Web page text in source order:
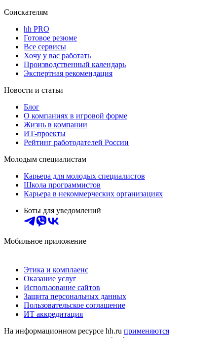
Соискателям
hh PRO
Готовое резюме
Все сервисы
Хочу у вас работать
Производственный календарь
Экспертная рекомендация
Новости и статьи
Блог
О компаниях в игровой форме
Жизнь в компании
ИТ-проекты
Рейтинг работодателей России
Молодым специалистам
Карьера для молодых специалистов
Школа программистов
Карьера в некоммерческих организациях
Боты для уведомлений
Мобильное приложение
Этика и комплаенс
Оказание услуг
Использование сайтов
Защита персональных данных
Пользовательское соглашение
ИТ аккредитация
На информационном ресурсе hh.ru применяются